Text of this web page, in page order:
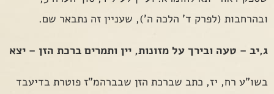
ובהרחבות (לפרק ד' הלכה ה'), שעניין זה נתבאר שם.
ג,יב – טעה ובירך על מזונות, יין ותמרים ברכת הזן – יצא
בשו"ע רח, יז, כתב שברכת הזן שבברהמ"ז פוטרת בדיעבד